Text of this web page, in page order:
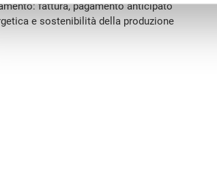
fattura, pagamento anticipato
e sostenibilità della produzione